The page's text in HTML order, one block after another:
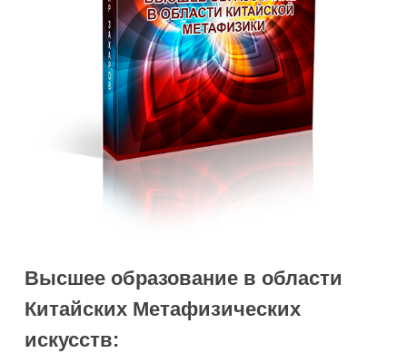
Высшее образование в области
Китайских Метафизических
искусств: